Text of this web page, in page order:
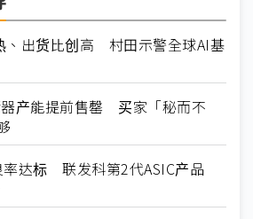
、出货比创高 村田示警全球AI基
产能提前售罄 买家「秘而不
率达标 联发科第2代ASIC产品